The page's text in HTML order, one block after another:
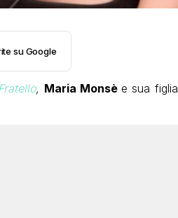
su Google
, Maria Monsèe sua figlia